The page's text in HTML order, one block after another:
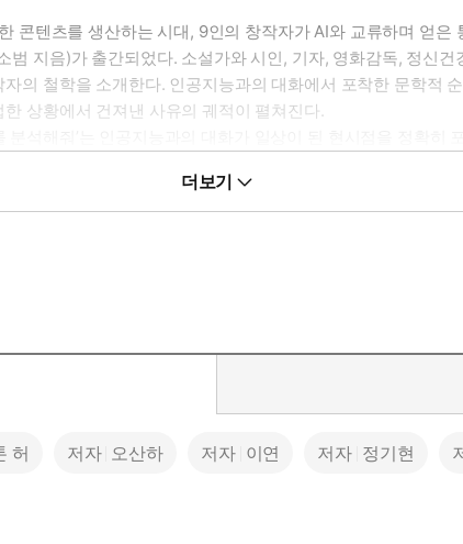
콘텐츠를 생산하는 시대, 9인의 창작자가 AI와 교류하며 얻
소범 지음)가 출간되었다. 소설가와 시인, 기자, 영화감독, 정
의 철학을 소개한다. 인공지능과의 대화에서 포착한 문학적
상황에서 건져낸 사유의 궤적이 펼쳐진다.
내면을 응시하는 아홉가지 시선을 담았다. AI를 매개로 쌓아
간이 맞닿을 때 생겨나는 여러 질문에 다채로운 답을 내놓
록되었다. 정기현 소설가는 언제 어디서든 내밀한 이야기를
」), 오산하 시인은 예상 밖의 대답과 의외의 질문을 던지는
’를 찾기 위해 AI와 함께 한편의 모험을 떠나고, 그 끝에 발견
지고 위로를 건넬 수 있는지 질문한다. 프롬프트를 입력하기
게 인간인’ 기자의 역할을 고찰한다(「우리가 지나치게 인간
를 시도하는데, 돌아오는 답변이 신묘하고 뭉클하다(「한
는 현상을 전문가의 시선으로 바라보며 인공지능이 건네는 위
더보기
허 저자 오산하 저자 이연 저자 정기현